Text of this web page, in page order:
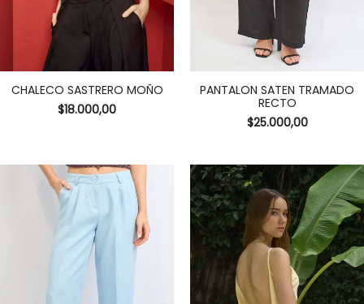
CHALECO SASTRERO MOÑO
$18.000,00
PANTALON SATEN TRAMADO
RECTO
$25.000,00